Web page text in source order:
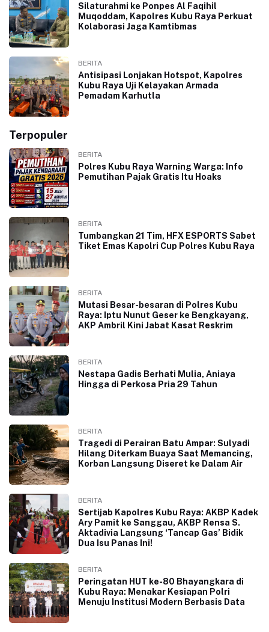
Silaturahmi ke Ponpes Al Faqihil
Muqoddam, Kapolres Kubu Raya Perkuat
Kolaborasi Jaga Kamtibmas
BERITA
Antisipasi Lonjakan Hotspot, Kapolres
Kubu Raya Uji Kelayakan Armada
Pemadam Karhutla
Terpopuler
BERITA
Polres Kubu Raya Warning Warga: Info
Pemutihan Pajak Gratis Itu Hoaks
BERITA
Tumbangkan 21 Tim, HFX ESPORTS Sabet
Tiket Emas Kapolri Cup Polres Kubu Raya
BERITA
Mutasi Besar-besaran di Polres Kubu
Raya: Iptu Nunut Geser ke Bengkayang,
AKP Ambril Kini Jabat Kasat Reskrim
BERITA
Nestapa Gadis Berhati Mulia, Aniaya
Hingga di Perkosa Pria 29 Tahun
BERITA
Tragedi di Perairan Batu Ampar: Sulyadi
Hilang Diterkam Buaya Saat Memancing,
Korban Langsung Diseret ke Dalam Air
BERITA
Sertijab Kapolres Kubu Raya: AKBP Kadek
Ary Pamit ke Sanggau, AKBP Rensa S.
Aktadivia Langsung ‘Tancap Gas’ Bidik
Dua Isu Panas Ini!
BERITA
Peringatan HUT ke-80 Bhayangkara di
Kubu Raya: Menakar Kesiapan Polri
Menuju Institusi Modern Berbasis Data